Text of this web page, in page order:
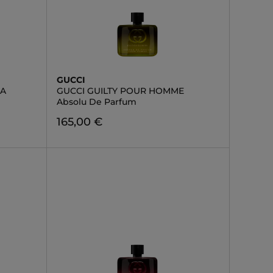
GUCCI
GUCCI GUILTY POUR HOMME
Absolu De Parfum
165,00 €